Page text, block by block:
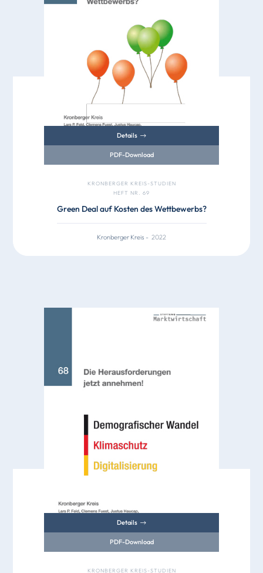
Details
PDF-Download
KRONBERGER KREIS-STUDIEN
HEFT NR. 69
Green Deal auf Kosten des Wettbewerbs?
Kronberger Kreis - 2022
Details
PDF-Download
KRONBERGER KREIS-STUDIEN